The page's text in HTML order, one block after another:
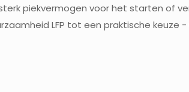
piekvermogen voor het starten of
LFP tot een praktische keuze -